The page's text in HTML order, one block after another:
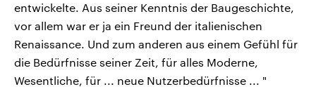
entwickelte. Aus seiner Kenntnis der Baugeschichte,
vor allem war er ja ein Freund der italienischen
Renaissance. Und zum anderen aus einem Gefühl für
die Bedürfnisse seiner Zeit, für alles Moderne,
Wesentliche, für ... neue Nutzerbedürfnisse ... "